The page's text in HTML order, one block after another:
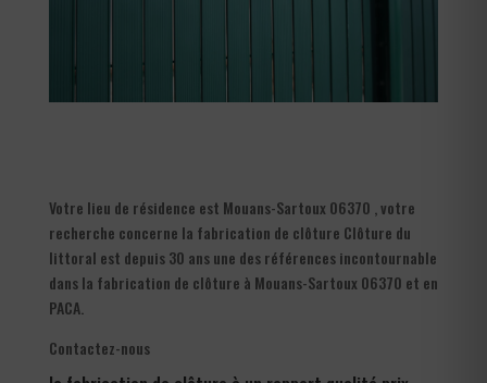
Votre lieu de résidence est Mouans-Sartoux 06370 , votre
recherche concerne la fabrication de clôture Clôture du
littoral est depuis 30 ans une des références incontournable
dans la fabrication de clôture à Mouans-Sartoux 06370 et en
PACA.
Contactez-nous